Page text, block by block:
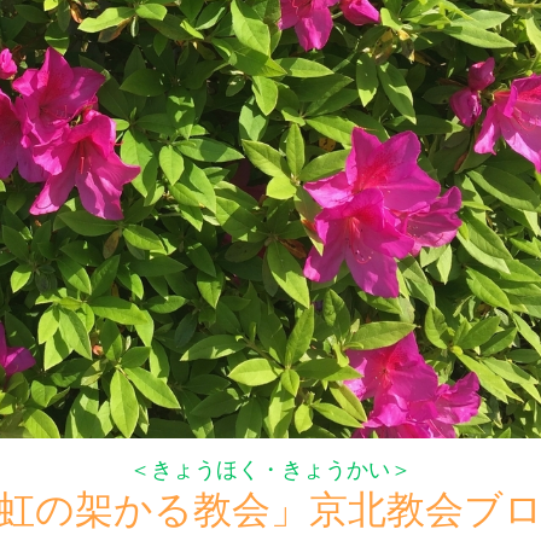
＜きょうほく・きょうかい＞
の架かる教会」京北教会ブ